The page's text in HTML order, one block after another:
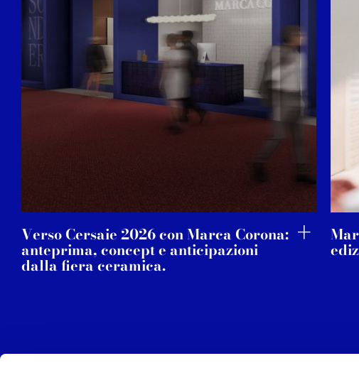
Verso Cersaie 2026 con Marca Corona:
anteprima, concept e anticipazioni
dalla fiera ceramica.